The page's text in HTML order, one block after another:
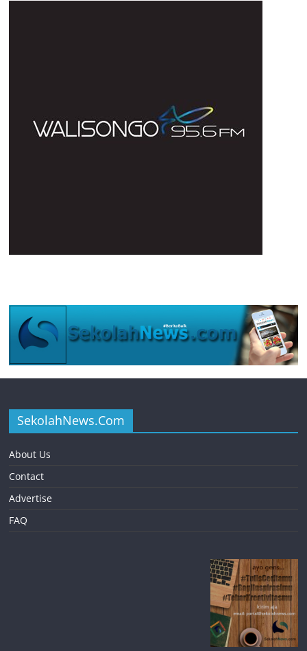
SekolahNews.Com
About Us
Contact
Advertise
FAQ